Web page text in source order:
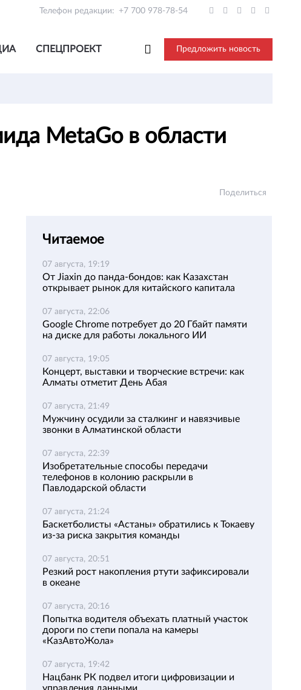
Телефон редакции: +7 700 978-78-54
СПЕЦПРОЕКТ Предложить новость
MetaGo в области
Поделиться
Читаемое
07 августа, 19:19
От Jiaxin до панда-бондов: как Казахстан
открывает рынок для китайского капитала
07 августа, 22:06
Google Chrome потребует до 20 Гбайт памяти
на диске для работы локального ИИ
07 августа, 19:05
Концерт, выставки и творческие встречи: как
Алматы отметит День Абая
07 августа, 21:49
Мужчину осудили за сталкинг и навязчивые
звонки в Алматинской области
07 августа, 22:39
Изобретательные способы передачи
телефонов в колонию раскрыли в
Павлодарской области
07 августа, 21:24
Баскетболисты «Астаны» обратились к Токаеву
из-за риска закрытия команды
07 августа, 20:51
Резкий рост накопления ртути зафиксировали
в океане
07 августа, 20:16
Попытка водителя объехать платный участок
дороги по степи попала на камеры
«КазАвтоЖола»
07 августа, 19:42
Нацбанк РК подвел итоги цифровизации и